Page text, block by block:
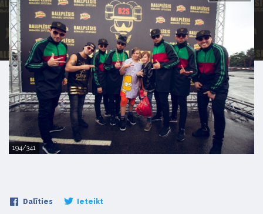
194/341
Dalīties Ieteikt